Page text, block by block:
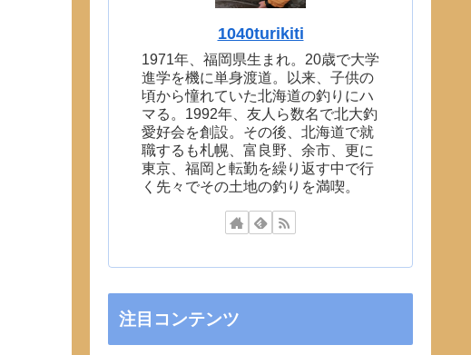
1040turikiti
1971年、福岡県生まれ。20歳で大学
進学を機に単身渡道。以来、子供の
頃から憧れていた北海道の釣りにハ
マる。1992年、友人ら数名で北大釣
愛好会を創設。その後、北海道で就
職するも札幌、富良野、余市、更に
東京、福岡と転勤を繰り返す中で行
く先々でその土地の釣りを満喫。
注目コンテンツ